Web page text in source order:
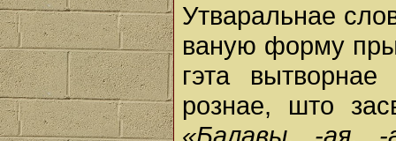
Утваральнае
ваную форму
гэта
рознае, што